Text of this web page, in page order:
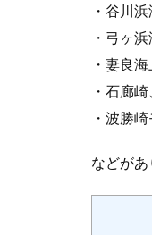
・谷川
・弓ヶ
・妻良
・石廊
・波勝
などがあ